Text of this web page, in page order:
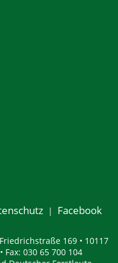
Facebook
169 • 10117
Fax: 030 65 700 104